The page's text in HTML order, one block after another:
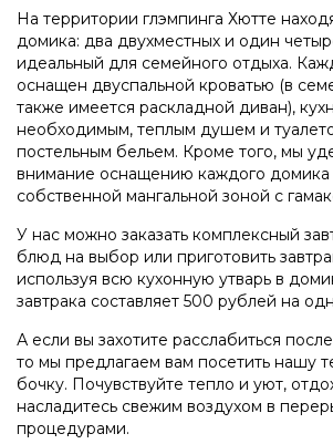
На территории глэмпинга Хютте
домика: два двухместных и один
идеальный для семейного отдыха.
оснащен двуспальной кроватью (в
также имеется раскладной диван),
необходимым, теплым душем и
постельным бельем. Кроме того, мы
внимание оснащению каждого домика
собственной мангальной зоной с
У нас можно заказать комплексный
блюд на выбор или приготовить
используя всю кухонную утварь в
завтрака составляет 500 рублей на
А если вы захотите расслабиться
то мы предлагаем вам посетить нашу
бочку. Почувствуйте тепло и уют,
насладитесь свежим воздухом в
процедурами.